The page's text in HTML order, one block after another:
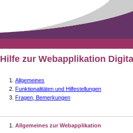
Hilfe zur Webapplikation
Allgemeines
Funktionalitäten und Hilfestellungen
Fragen, Bemerkungen
Allgemeines zur Webapplikation